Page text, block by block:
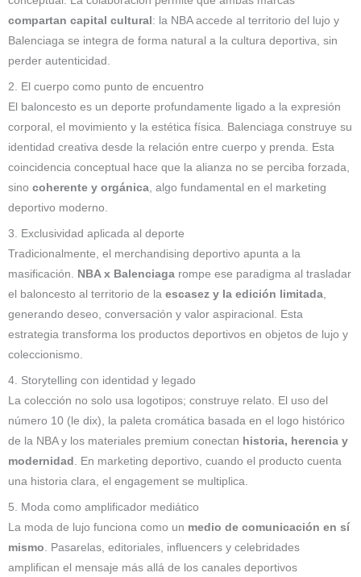
compartan capital cultural : la NBA accede al territorio del lujo y
Balenciaga se integra de forma natural a la cultura deportiva, sin
perder autenticidad.
2. El cuerpo como punto de encuentro
El baloncesto es un deporte profundamente ligado a la expresión
corporal, el movimiento y la estética física. Balenciaga construye su
identidad creativa desde la relación entre cuerpo y prenda. Esta
coincidencia conceptual hace que la alianza no se perciba forzada,
sino coherente y orgánica, algo fundamental en el marketing
deportivo moderno.
3. Exclusividad aplicada al deporte
Tradicionalmente, el merchandising deportivo apunta a la
masificación. NBA x Balenciaga rompe ese paradigma al trasladar
el baloncesto al territorio de la escasez y la edición limitada,
generando deseo, conversación y valor aspiracional. Esta
estrategia transforma los productos deportivos en objetos de lujo y
coleccionismo.
4. Storytelling con identidad y legado
La colección no solo usa logotipos; construye relato. El uso del
número 10 (le dix), la paleta cromática basada en el logo histórico
de la NBA y los materiales premium conectan historia, herencia y
modernidad
. En marketing deportivo, cuando el producto cuenta
una historia clara, el engagement se multiplica.
5. Moda como amplificador mediático
La moda de lujo funciona como un medio de comunicación en sí
mismo . Pasarelas, editoriales, influencers y celebridades
amplifican el mensaje más allá de los canales deportivos